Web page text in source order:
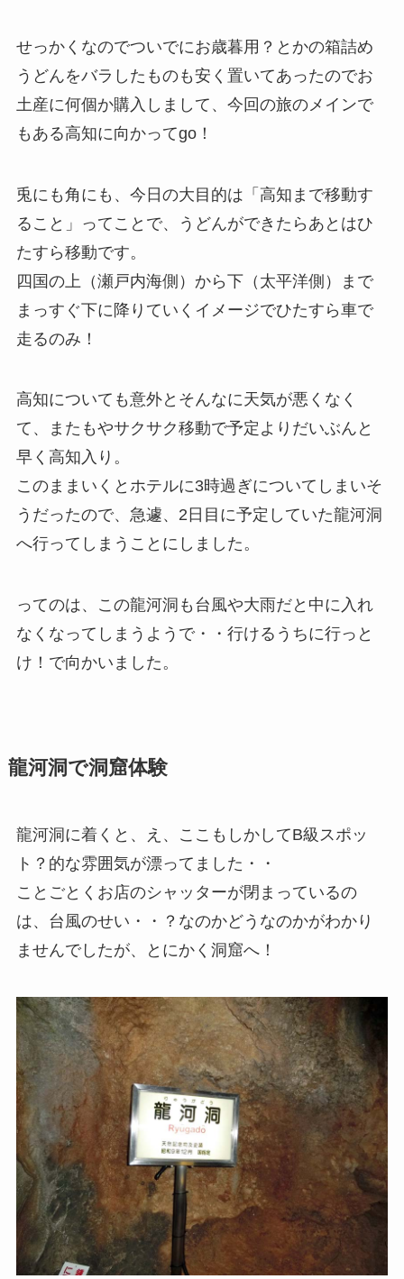
せっかくなのでついでにお歳暮用？とかの箱詰め
うどんをバラしたものも安く置いてあったのでお
土産に何個か購入しまして、今回の旅のメインで
もある高知に向かってgo！
兎にも角にも、今日の大目的は「高知まで移動す
ること」ってことで、うどんができたらあとはひ
たすら移動です。
四国の上（瀬戸内海側）から下（太平洋側）まで
まっすぐ下に降りていくイメージでひたすら車で
走るのみ！
高知についても意外とそんなに天気が悪くなく
て、またもやサクサク移動で予定よりだいぶんと
早く高知入り。
このままいくとホテルに3時過ぎについてしまいそ
うだったので、急遽、2日目に予定していた龍河洞
へ行ってしまうことにしました。
ってのは、この龍河洞も台風や大雨だと中に入れ
なくなってしまうようで・・行けるうちに行っと
け！で向かいました。
龍河洞で洞窟体験
龍河洞に着くと、え、ここもしかしてB級スポッ
ト？的な雰囲気が漂ってました・・
ことごとくお店のシャッターが閉まっているの
は、台風のせい・・？なのかどうなのかがわかり
ませんでしたが、とにかく洞窟へ！